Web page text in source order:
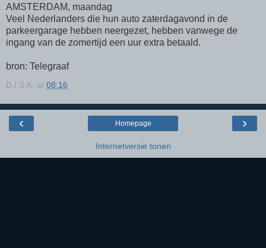
AMSTERDAM, maandag
Veel Nederlanders die hun auto zaterdagavond in de
parkeergarage hebben neergezet, hebben vanwege de
ingang van de zomertijd een uur extra betaald.
bron: Telegraaf
D.I.S.K. at 08:16
‹ ›
Homepage
Internetversie tonen